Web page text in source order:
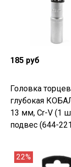
185 руб
Головка
глубокая
13 мм, Cr-V (1
подвес (644-
22%